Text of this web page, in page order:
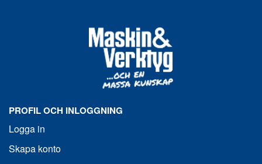
PROFIL OCH INLOGGNING
Logga in
Skapa konto